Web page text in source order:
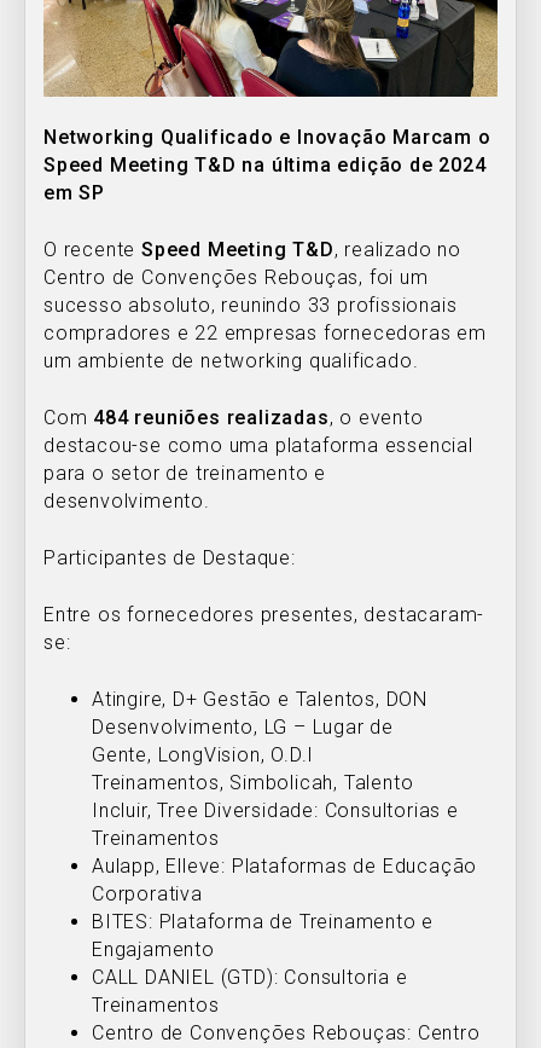
Networking Qualificado e Inovação Marcam o
Speed Meeting T&D na última edição de 2024
em SP
O recente Speed Meeting T&D, realizado no
Centro de Convenções Rebouças, foi um
sucesso absoluto, reunindo 33 profissionais
compradores e 22 empresas fornecedoras em
um ambiente de networking qualificado.
Com 484 reuniões realizadas, o evento
destacou-se como uma plataforma essencial
para o setor de treinamento e
desenvolvimento.
Participantes de Destaque:
Entre os fornecedores presentes, destacaram-
se:
Atingire, D+ Gestão e Talentos, DON
Desenvolvimento, LG – Lugar de
Gente, LongVision, O.D.I
Treinamentos, Simbolicah, Talento
Incluir, Tree Diversidade: Consultorias e
Treinamentos
Aulapp, Elleve: Plataformas de Educação
Corporativa
BITES: Plataforma de Treinamento e
Engajamento
CALL DANIEL (GTD): Consultoria e
Treinamentos
Centro de Convenções Rebouças: Centro